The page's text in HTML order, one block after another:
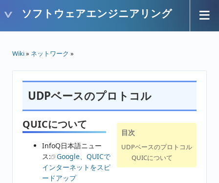
ソフトウェアエンジニアリング
Wiki» ネットワーク »
UDPベースのプロトコル
目次
UDPベースのプロトコル
QUICについて
QUICについて
InfoQ日本語ニュー
ス:
Google、QUICで
インターネットをスピ
ードアップ